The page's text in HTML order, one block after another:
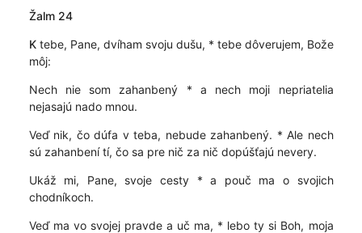
Žalm 24
Ktebe, Pane, dvíham svoju dušu, * tebe dôverujem, Bože
môj:
Nech nie som zahanbený * a nech moji nepriatelia
nejasajú nado mnou.
Veď nik, čo dúfa v teba, nebude zahanbený. * Ale nech
sú zahanbení tí, čo sa pre nič za nič dopúšťajú nevery.
Ukáž mi, Pane, svoje cesty * a pouč ma o svojich
chodníkoch.
Veď ma vo svojej pravde a uč ma, * lebo ty si Boh, moja